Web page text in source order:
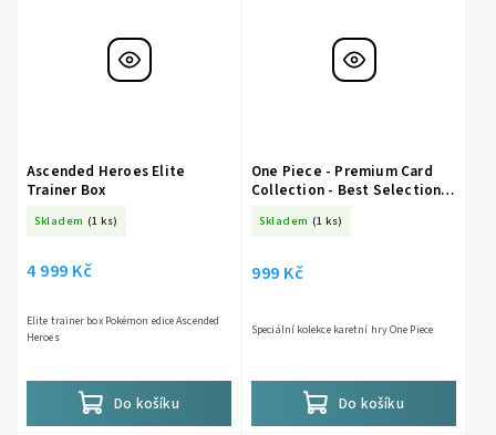
Ascended Heroes Elite
Trainer Box
Skladem (1 ks)
4 999 Kč
Do košíku
Elite trainer box Pokémon edice Ascended
Heroes
One Piece - Premium Card
Collection - Best Selection
Skladem (1 ks)
999 Kč
Do košíku
Speciální kolekce karetní hry One Piece